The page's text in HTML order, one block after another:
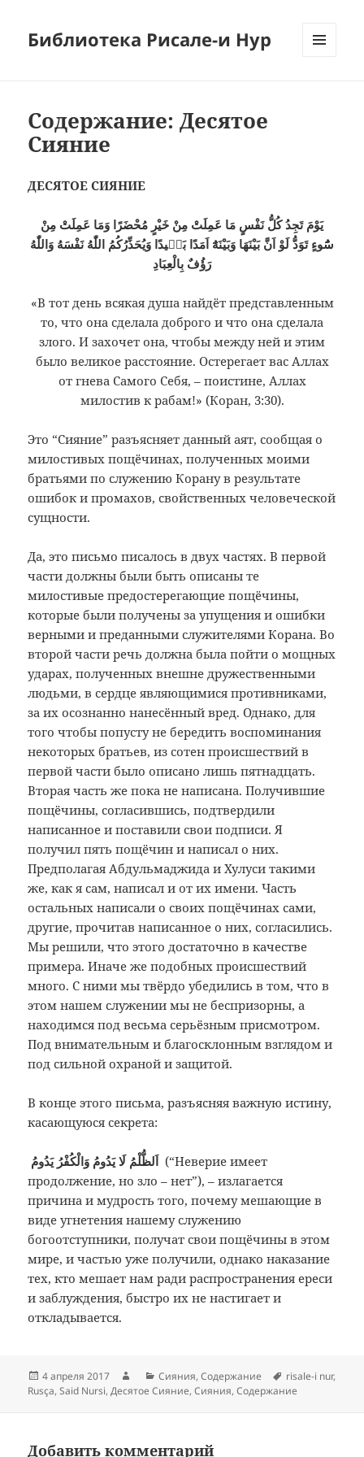
Библиотека Рисале-и Нур
Содержание: Десятое
Сияние
ДЕСЯТОЕ СИЯНИЕ
يَوْمَ تَجِدُ كُلُّ نَفْسٍ مَا عَمِلَتْ مِنْ خَيْرٍ مُحْضَرًا وَمَا عَمِلَتْ مِنْ
سُٓوءٍ تَوَدُّ لَوْ اَنَّ بَيْنَهَا وَبَيْنَهُٓ اَمَدًا بَعٖيدًا وَيُحَذِّرُكُمُ اللّٰهُ نَفْسَهُ وَاللّٰهُ
رَؤُفٌ بِالْعِبَادِ
«В тот день всякая душа найдёт представленным
то, что она сделала доброго и что она сделала
злого. И захочет она, чтобы между ней и этим
было великое расстояние. Остерегает вас Аллах
от гнева Самого Себя, – поистине, Аллах
милостив к рабам!» (Коран, 3:30).
Это “Сияние” разъясняет данный аят, сообщая о
милостивых пощёчинах, полученных моими
братьями по служению Корану в результате
ошибок и промахов, свойственных человеческой
сущности.
Да, это письмо писалось в двух частях. В первой
части должны были быть описаны те
милостивые предостерегающие пощёчины,
которые были получены за упущения и ошибки
верными и преданными служителями Корана. Во
второй части речь должна была пойти о мощных
ударах, полученных внешне дружественными
людьми, в сердце являющимися противниками,
за их осознанно нанесённый вред. Однако, для
того чтобы попусту не бередить воспоминания
некоторых братьев, из сотен происшествий в
первой части было описано лишь пятнадцать.
Вторая часть же пока не написана. Получившие
пощёчины, согласившись, подтвердили
написанное и поставили свои подписи. Я
получил пять пощёчин и написал о них.
Предполагая Абдульмаджида и Хулуси такими
же, как я сам, написал и от их имени. Часть
остальных написали о своих пощёчинах сами,
другие, прочитав написанное о них, согласились.
Мы решили, что этого достаточно в качестве
примера. Иначе же подобных происшествий
много. С ними мы твёрдо убедились в том, что в
этом нашем служении мы не беспризорны, а
находимся под весьма серьёзным присмотром.
Под внимательным и благосклонным взглядом и
под сильной охраной и защитой.
В конце этого письма, разъясняя важную истину,
касающуюся секрета:
اَلظُّلْمُ لَا يَدُومُ وَالْكُفْرُ يَدُومُ (“Неверие имеет
продолжение, но зло – нет”), – излагается
причина и мудрость того, почему мешающие в
виде угнетения нашему служению
богоотступники, получат свои пощёчины в этом
мире, и частью уже получили, однако наказание
тех, кто мешает нам ради распространения ереси
и заблуждения, быстро их не настигает и
откладывается.
Опубликовано
4 апреля 2017 АвторРубрики
Сияния,Содержание Метки
risale-i nur,
Rusça,Said Nursi,Десятое Сияние,Сияния,Содержание
Добавить комментарий